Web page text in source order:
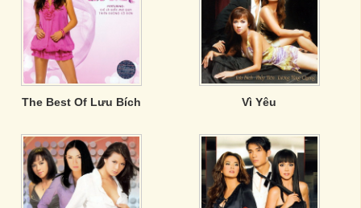
The Best Of Lưu Bích Vì Yêu